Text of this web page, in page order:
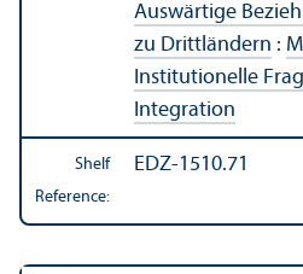
Auswärtige
zu Drittländern :
Institutionelle
Integration
Shelf
Reference:
EDZ-1510.71